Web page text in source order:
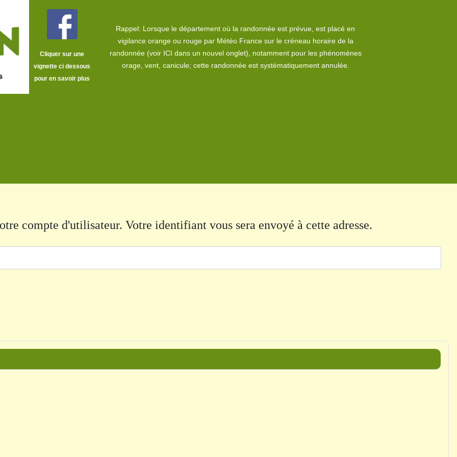
Cliquer sur une
vignette ci dessous
pour en savoir plus
Rappel: Lorsque le département où la randonnée est prévue, est placé en
vigilance orange ou rouge par Météo France sur le créneau horaire de la
randonnée (voir ICI dans un nouvel onglet), notamment pour les phénomènes
orage, vent, canicule; cette randonnée est systématiquement annulée.
compte d'utilisateur. Votre identifiant vous sera envoyé à cette adresse.